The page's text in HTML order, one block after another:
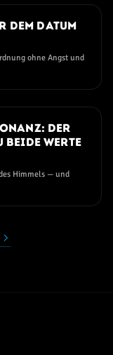
dem Datum
ohne Angst und
der
beide Werte
Himmels — und